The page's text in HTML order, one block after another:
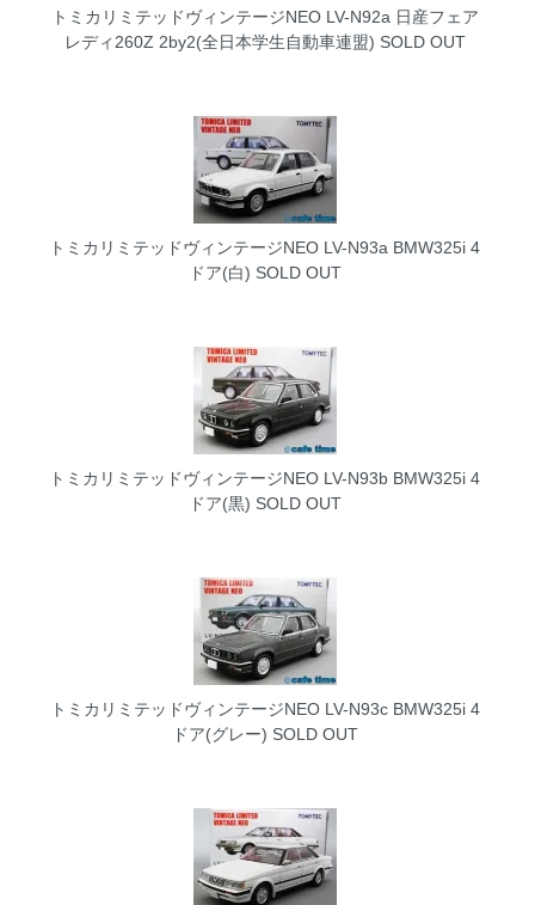
トミカリミテッドヴィンテージNEO LV-N92a 日産フェア
レディ260Z 2by2(全日本学生自動車連盟) SOLD OUT
トミカリミテッドヴィンテージNEO LV-N93a BMW325i 4
ドア(白) SOLD OUT
トミカリミテッドヴィンテージNEO LV-N93b BMW325i 4
ドア(黒) SOLD OUT
トミカリミテッドヴィンテージNEO LV-N93c BMW325i 4
ドア(グレー) SOLD OUT